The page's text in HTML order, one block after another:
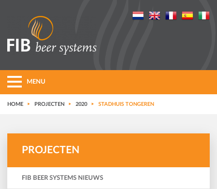
MENU
HOME PROJECTEN 2020 STADHUIS TONGEREN
PROJECTEN
FIB BEER SYSTEMS NIEUWS